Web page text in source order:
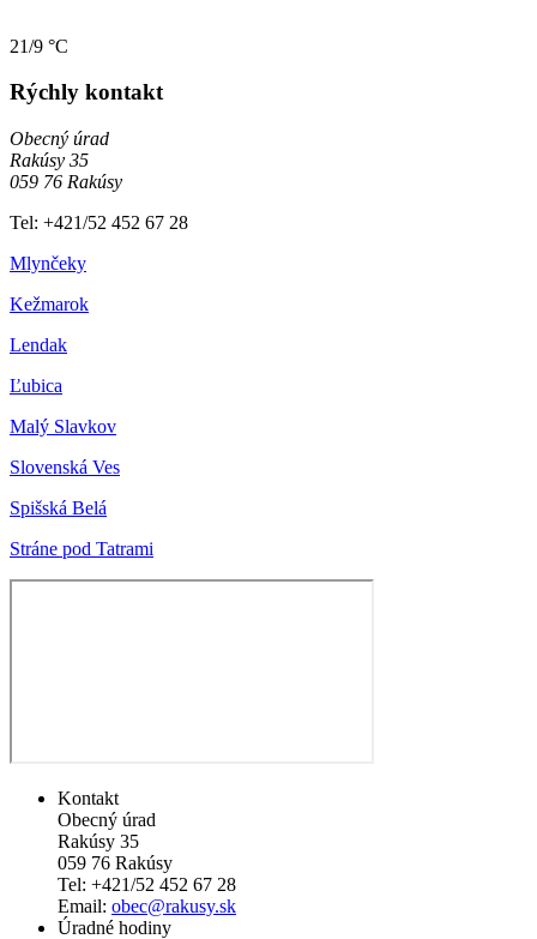
21/9 °C
Rýchly kontakt
Obecný úrad
Rakúsy 35
059 76 Rakúsy
Tel: +421/52 452 67 28
Mlynčeky
Kežmarok
Lendak
Ľubica
Malý Slavkov
Slovenská Ves
Spišská Belá
Stráne pod Tatrami
Kontakt
Obecný úrad
Rakúsy 35
059 76 Rakúsy
Tel: +421/52 452 67 28
Email: obec@rakusy.sk
Úradné hodiny